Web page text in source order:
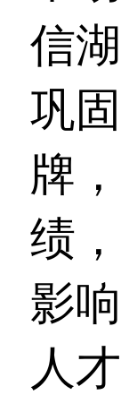
信
巩
牌
绩
影
人